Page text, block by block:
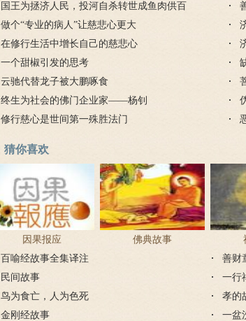
国王为拯济人民，投河自杀转世成鱼肉供百
姓充饥
做个“专业的病人”让慈悲心更大
在修行生活中增长自己的慈悲心
一个甜椒引发的思考
云驰代替龙子被大鹏啄食
终生为社会的佛门企业家——杨钊
修行慈心是世间第一殊胜法门
猜你喜欢
因果报应 佛典故事
百喻经故事全集译注
善财
民间故事
一行
鸟为食亡，人为色死
孝的
金刚经故事
一盆